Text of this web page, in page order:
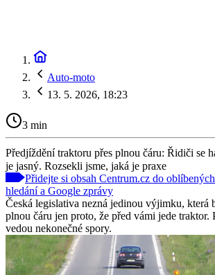
Auto-moto
13. 5. 2026, 18:23
3 min
Předjíždění traktoru přes plnou čáru: Řidiči se
je jasný. Rozsekli jsme, jaká je praxe
Přidejte si obsah Centrum.cz do
hledání a Google zprávy
Česká legislativa nezná jedinou výjimku, která
plnou čáru jen proto, že před vámi jede traktor.
vedou nekonečné spory.